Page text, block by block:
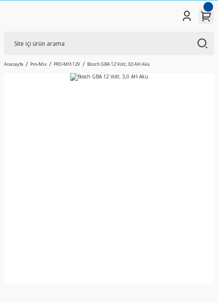
Anasayfa Pro-Mix PRO-MIX 12V Bosch GBA 12 Volt; 3,0 AH Akü